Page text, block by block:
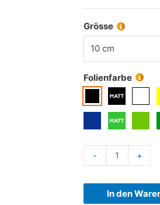
Grösse
10 cm
Folienfarbe
- +
In den